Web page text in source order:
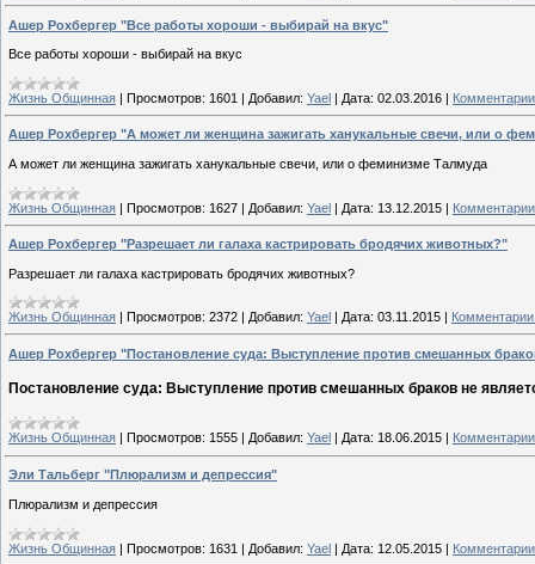
Ашер Рохбергер "Все работы хороши - выбирай на вкус"
Все работы хороши - выбирай на вкус
Жизнь Общинная | Просмотров: 1601 | Добавил: Yael | Дата: 02.03.2016 |
Ашер Рохбергер "А может ли женщина зажигать ханукальные свечи, или о
А может ли женщина зажигать ханукальные свечи, или о феминизме Талмуда
Жизнь Общинная | Просмотров: 1627 | Добавил: Yael | Дата: 13.12.2015 |
Ашер Рохбергер "Разрешает ли галаха кастрировать бродячих животных?"
Разрешает ли галаха кастрировать бродячих животных?
Жизнь Общинная | Просмотров: 2372 | Добавил: Yael | Дата: 03.11.2015 |
Ашер Рохбергер "Постановление суда: Выступление против смешанных
Постановление суда: Выступление против смешанных браков не
Жизнь Общинная | Просмотров: 1555 | Добавил: Yael | Дата: 18.06.2015 |
Эли Тальберг "Плюрализм и депрессия"
Плюрализм и депрессия
Жизнь Общинная | Просмотров: 1631 | Добавил: Yael | Дата: 12.05.2015 |